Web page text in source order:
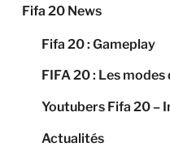
Fifa 20 News
Fifa 20 : Gameplay
FIFA 20 : Les modes
Youtubers Fifa 20 –
Actualités